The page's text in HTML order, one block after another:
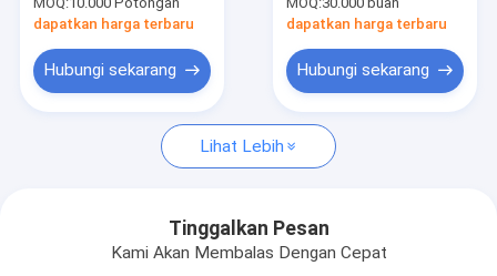
Hubungi Kami
Berita
Kantong Poly yang Sudah Dibuka Sebelumnya
Otomatis
dapatkan harga terbaru
Hubungi sekarang
Otomotif Berlubang
dapatkan harga terbaru
Hubungi sekarang
Lihat Lebih
Tinggalkan Pesan
Kami Akan Membalas Dengan Cepat